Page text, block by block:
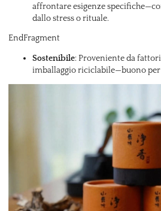
affrontare esigenze
dallo stress o rituale.
EndFragment
Sostenibile: Proveniente da
imballaggio riciclabile—buono per